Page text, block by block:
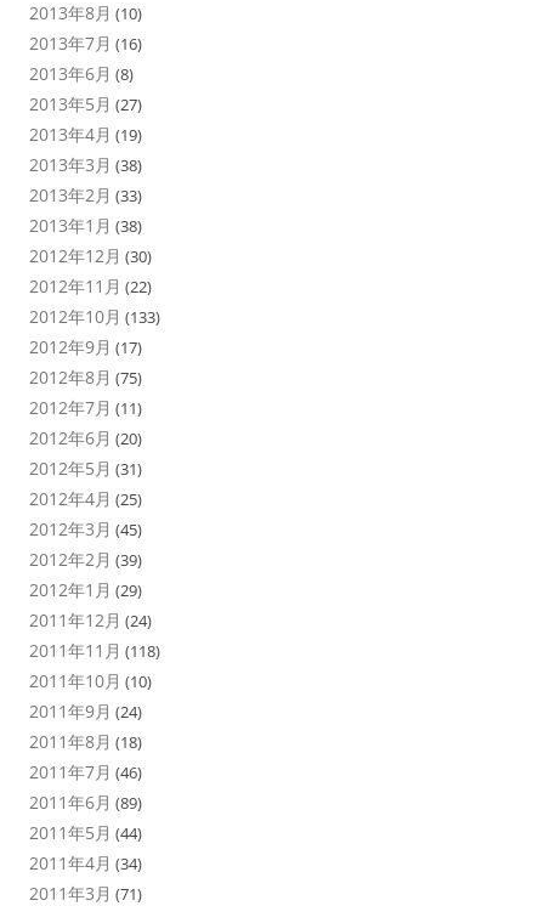
2013年8月 (10)
2013年7月 (16)
2013年6月 (8)
2013年5月 (27)
2013年4月 (19)
2013年3月 (38)
2013年2月 (33)
2013年1月 (38)
2012年12月 (30)
2012年11月 (22)
2012年10月 (133)
2012年9月 (17)
2012年8月 (75)
2012年7月 (11)
2012年6月 (20)
2012年5月 (31)
2012年4月 (25)
2012年3月 (45)
2012年2月 (39)
2012年1月 (29)
2011年12月 (24)
2011年11月 (118)
2011年10月 (10)
2011年9月 (24)
2011年8月 (18)
2011年7月 (46)
2011年6月 (89)
2011年5月 (44)
2011年4月 (34)
2011年3月 (71)